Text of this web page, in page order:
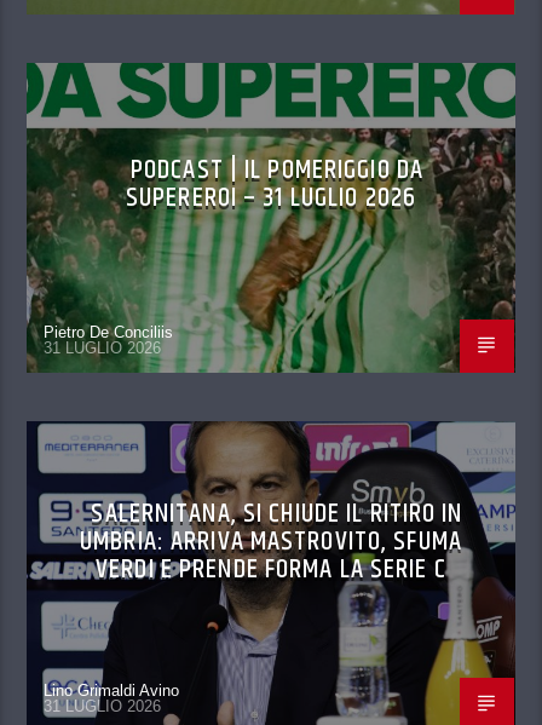
PODCAST | IL POMERIGGIO DA
SUPEREROI – 31 LUGLIO 2026
Pietro De Conciliis
31 LUGLIO 2026
SALERNITANA, SI CHIUDE IL RITIRO IN
UMBRIA: ARRIVA MASTROVITO, SFUMA
VERDI E PRENDE FORMA LA SERIE C
Lino Grimaldi Avino
31 LUGLIO 2026